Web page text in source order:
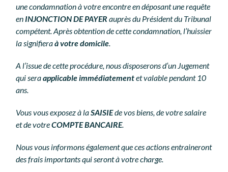
une condamnation à votre encontre en déposant une requête
en INJONCTION DE PAYER auprès du Président du Tribunal
compétent. Après obtention de cette condamnation, l’huissier
la signifieraà votre domicile
A l’issue de cette procédure, nous disposerons d’un Jugement
qui seraapplicable immédiatementet valable pendant 10
ans.
Vous vous exposez à laSAISIEde vos biens, de votre salaire
et de votreCOMPTE BANCAIRE.
Nous vous informons également que ces actions entraineront
des frais importants qui seront à votre charge.